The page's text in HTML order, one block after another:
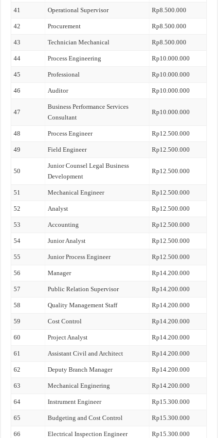
41 Operational Supervisor Rp8.500.000
42 Procurement Rp8.500.000
43 Technician Mechanical Rp8.500.000
44 Process Engineering Rp10.000.000
45 Professional Rp10.000.000
46 Auditor Rp10.000.000
47
Business Performance Services
Consultant
Rp10.000.000
48 Process Engineer Rp12.500.000
49 Field Engineer Rp12.500.000
50
Junior Counsel Legal Business
Development
Rp12.500.000
51 Mechanical Engineer Rp12.500.000
52 Analyst Rp12.500.000
53 Accounting Rp12.500.000
54 Junior Analyst Rp12.500.000
55 Junior Process Engineer Rp12.500.000
56 Manager Rp14.200.000
57 Public Relation Supervisor Rp14.200.000
58 Quality Management Staff Rp14.200.000
59 Cost Control Rp14.200.000
60 Project Analyst Rp14.200.000
61 Assistant Civil and Architect Rp14.200.000
62 Deputy Branch Manager Rp14.200.000
63 Mechanical Enginering Rp14.200.000
64 Instrument Engineer Rp15.300.000
65 Budgeting and Cost Control Rp15.300.000
66 Electrical Inspection Engineer Rp15.300.000